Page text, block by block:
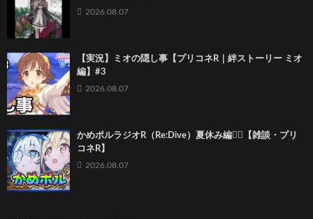
2026.08.07
【実況】ミオの隠し事【プリコネR｜絆ストーリー ミオ
編】#3
2026.08.07
かめポルラジオR（Re:Dive）⁠夏休み編🏄‍♀️【雑談・プリ
コネR】
2026.08.07